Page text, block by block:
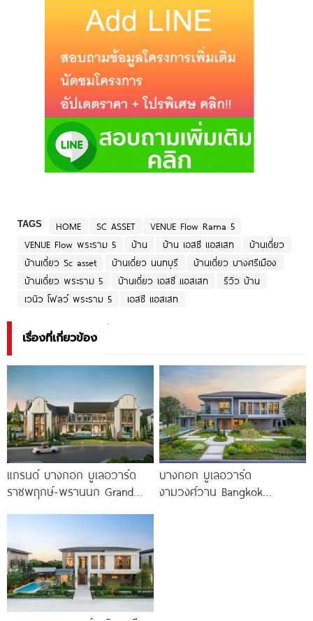
TAGS HOME SC ASSET
VENUE Flow Rama 5
VENUE Flow พระราม 5
บ้าน บ้าน เอสซี แอสเสท
บ้านเดี่ยว
บ้านเดี่ยว Sc asset
บ้านเดี่ยว นนทบุรี
บ้านเดี่ยว บางศรีเมือง
บ้านเดี่ยว พระราม 5
บ้านเดี่ยว เอสซี แอสเสท
รีวิว บ้าน
เวนิว โฟลว์ พระราม 5
เอสซี แอสเสท
เรื่องที่เกี่ยวข้อง
แกรนด์ บางกอก บูเลอวาร์ด
ราชพฤกษ์-พรานนก Grand
คฤหาสน์หรู ซีรีส์ใหม่
บางกอก บูเลอวาร์ด
งามวงศ์วาน Bangkok